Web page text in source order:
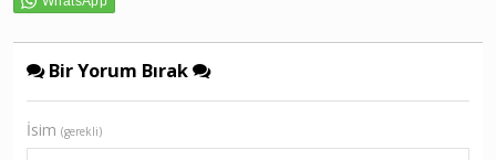
Bir Yorum Bırak
İsim (gerekli)